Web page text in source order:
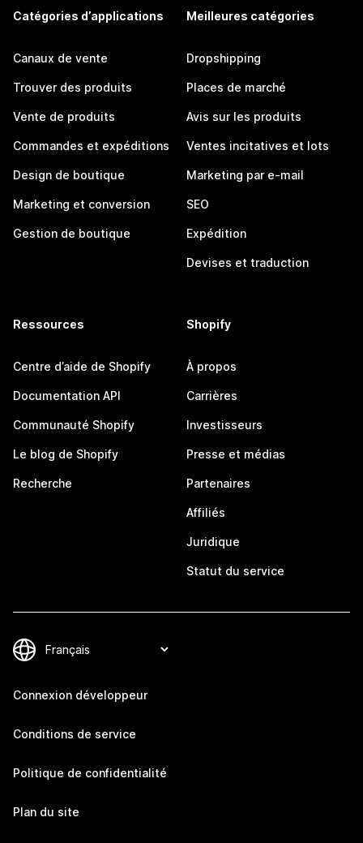
Catégories d’applications
Canaux de vente
Trouver des produits
Vente de produits
Commandes et expéditions
Design de boutique
Marketing et conversion
Gestion de boutique
Meilleures catégories
Dropshipping
Places de marché
Avis sur les produits
Ventes incitatives et lots
Marketing par e-mail
SEO
Expédition
Devises et traduction
Ressources
Centre d’aide de Shopify
Documentation API
Communauté Shopify
Le blog de Shopify
Recherche
Shopify
À propos
Carrières
Investisseurs
Presse et médias
Partenaires
Affiliés
Juridique
Statut du service
Connexion développeur
Conditions de service
Politique de confidentialité
Plan du site